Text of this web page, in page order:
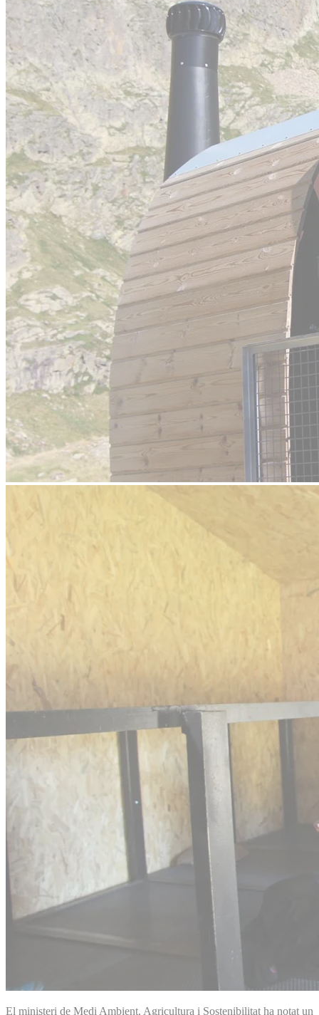
El ministeri de Medi Ambient, Agricultura i Sostenibilitat ha notat un